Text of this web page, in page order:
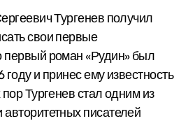
Тургенев получил
свои первые
первый роман «Рудин» был
году и принес ему известность
Тургенев стал одним из
писателей